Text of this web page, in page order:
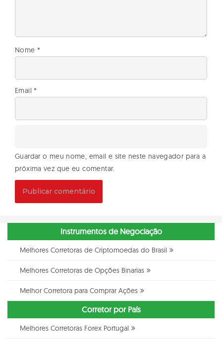
Nome *
Email *
Guardar o meu nome, email e site neste navegador para a
próxima vez que eu comentar.
Instrumentos de Negociação
Melhores Corretoras de Criptomoedas do Brasil
Melhores Corretoras de Opções Binarias
Melhor Corretora para Comprar Ações
Corretor por País
Melhores Corretoras Forex Portugal